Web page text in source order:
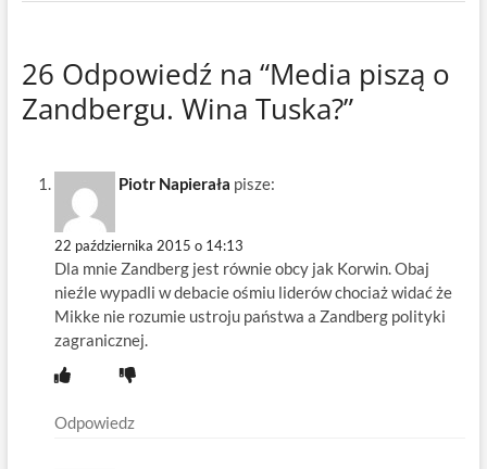
26 Odpowiedź na “Media piszą o
Zandbergu. Wina Tuska?”
Piotr Napierała pisze:
22 października 2015 o 14:13
Dla mnie Zandberg jest równie obcy jak Korwin. Obaj
nieźle wypadli w debacie ośmiu liderów chociaż widać że
Mikke nie rozumie ustroju państwa a Zandberg polityki
zagranicznej.
Odpowiedz